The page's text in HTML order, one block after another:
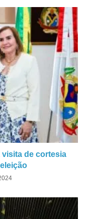
visita de cortesia